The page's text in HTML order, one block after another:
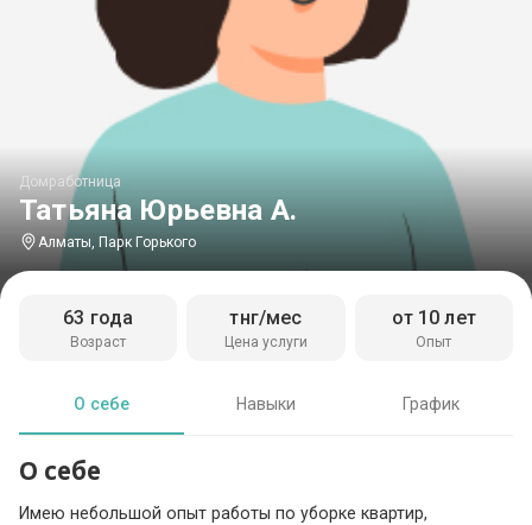
Татьяна Юрьевна А.
Домработница
Алматы, Парк Горького
Возраст
63 года
Цена услуги
тнг/мес
Опыт
от 10 лет
О себе Навыки График
О себе
Имею небольшой опыт работы по уборке квартир,